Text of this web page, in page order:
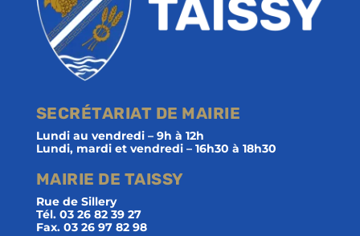
SECRÉTARIAT DE MAIRIE
Lundi au vendredi – 9h à 12h
Lundi, mardi et vendredi – 16h30 à 18h30
MAIRIE DE TAISSY
Rue de Sillery
Tél. 03 26 82 39 27
Fax. 03 26 97 82 98